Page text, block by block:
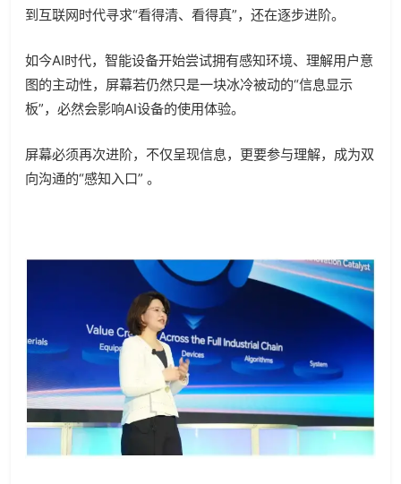
到互联网时代寻求“看得清、看得真”，还在逐步进阶。
如今AI时代，智能设备开始尝试拥有感知环境、理解用户意
图的主动性，屏幕若仍然只是一块冰冷被动的“信息显示
板”，必然会影响AI设备的使用体验。
屏幕必须再次进阶，不仅呈现信息，更要参与理解，成为双
向沟通的“感知入口” 。